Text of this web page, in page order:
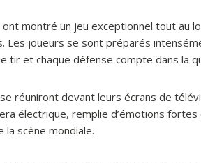
montré un jeu exceptionnel tout au
Les joueurs se sont préparés
tir et chaque défense compte dans la
réuniront devant leurs écrans de
électrique, remplie d’émotions
scène mondiale.